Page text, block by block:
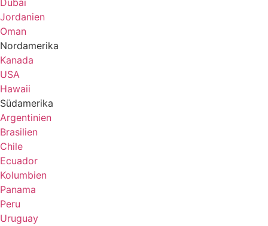
Dubai
Jordanien
Oman
Nordamerika
Kanada
USA
Hawaii
Südamerika
Argentinien
Brasilien
Chile
Ecuador
Kolumbien
Panama
Peru
Uruguay